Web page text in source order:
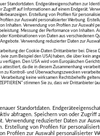
Standortdaten. Endgeräteeigenschaften zur
Zugriff auf Informationen auf einem Endgerät.
Erstellung von Profilen für
zur Auswahl personalisierter Werbung.
Inhalten. Verwendung von Profilen zur Auswahl
Messung der Performance von Inhalten.
Kombinationen von Daten aus verschiedenen
Verwendung reduzierter Daten zur
der Cookie-Daten Drittanbieter bei. Diese
zum Beispiel den USA) haben, die über kein
verfügen. Den USA wird vom Europäischen
attestiert, da die in diesem Zusammenhang
zu Kontroll- und Überwachungszwecken
Verarbeitung keine wirksamen Rechtsbehelfe
stimmen Sie zu, dass wir Drittanbieter
Standortdaten.
abfragen. Speichern von oder Zugriff
Verwendung reduzierter Daten zur
Erstellung von Profilen für
Profilen zur Auswahl personalisierter